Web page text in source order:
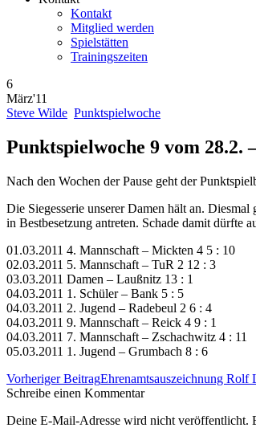
Kontakt
Mitglied werden
Spielstätten
Trainingszeiten
6
März'11
Steve Wilde Punktspielwoche
Punktspielwoche 9 vom 28.2.
Nach den Wochen der Pause geht der
Die Siegesserie unserer Damen hält an.
in Bestbesetzung antreten. Schade damit dürfte
01.03.2011 4. Mannschaft – Mickten 4 5 : 10
02.03.2011 5. Mannschaft – TuR 2 12 : 3
03.03.2011 Damen – Laußnitz 13 : 1
04.03.2011 1. Schüler – Bank 5 : 5
04.03.2011 2. Jugend – Radebeul 2 6 : 4
04.03.2011 9. Mannschaft – Reick 4 9 : 1
04.03.2011 7. Mannschaft – Zschachwitz 4 : 11
05.03.2011 1. Jugend – Grumbach 8 : 6
Beitrags-
Navigation
Vorheriger BeitragEhrenamtsauszeichnung Rolf
Schreibe einen Kommentar
Deine E-Mail-Adresse wird nicht veröffentlicht.